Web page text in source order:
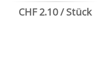
CHF 2.10 / Stück